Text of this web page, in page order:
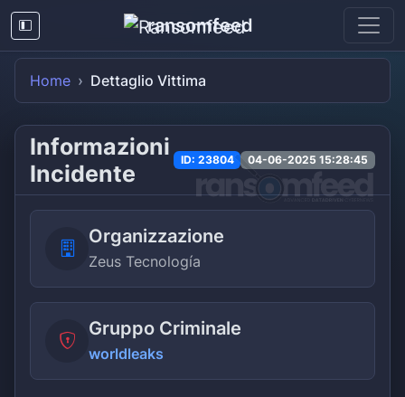
ransomfeed
Home Dettaglio Vittima
Informazioni
Incidente
ID: 23804 04-06-2025 15:28:45
Organizzazione
Zeus Tecnología
Gruppo Criminale
worldleaks